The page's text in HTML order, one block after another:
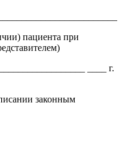
пациента при
____ г.
законным